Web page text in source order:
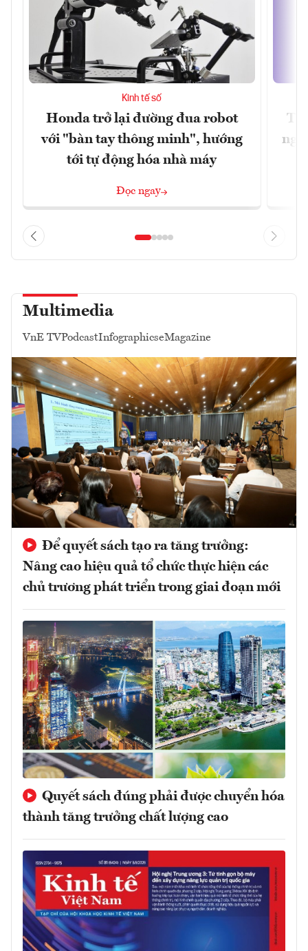
Kinh tế số
Honda trở lại đường đua robot
với "bàn tay thông minh", hướng
tới tự động hóa nhà máy
Đọc ngay
Multimedia
VnE TVPodcastInfographicseMagazine
Để quyết sách tạo ra tăng trưởng:
Nâng cao hiệu quả tổ chức thực hiện các
chủ trương phát triển trong giai đoạn mới
Quyết sách đúng phải được chuyển hóa
thành tăng trưởng chất lượng cao